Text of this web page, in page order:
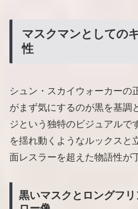
マスクマンとしての
性
シュン・スカイウォーカーの
がまず気にするのが黒を基調
ジという独特のビジュアルで
を揺れ動くようなルックスと
面レスラーを超えた物語性が
黒いマスクとロングフ